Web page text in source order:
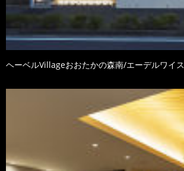
ヘーベルVillageおおたかの森南/エーデルワイス